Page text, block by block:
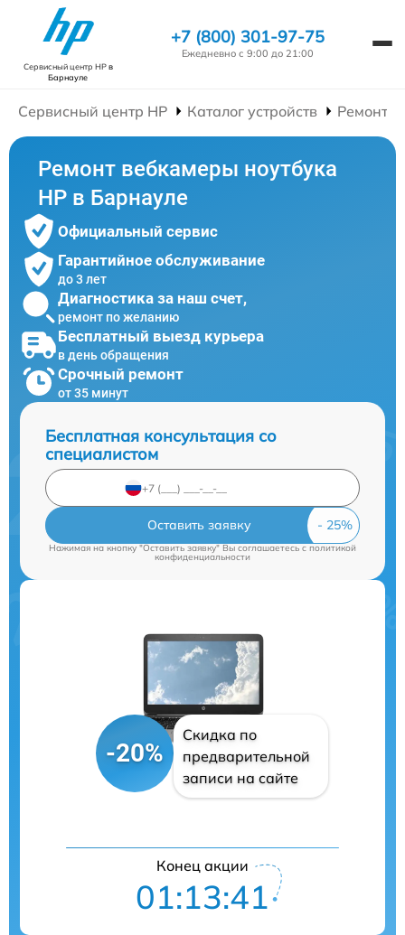
Сервисный центр HPв
Барнауле
+7 (800) 301-97-75
Ежедневно с 9:00 до 21:00
Сервисный центр HP Каталог устройств Ремонт
Ремонт вебкамеры ноутбука
HP в Барнауле
Официальный сервис
Гарантийное обслуживание
до 3 лет
Диагностика за наш счет,
ремонт по желанию
Бесплатный выезд курьера
в день обращения
Срочный ремонт
от 35 минут
Бесплатная консультация со
специалистом
Оставить заявку
Нажимая на кнопку "Оставить заявку" Вы соглашаетесь cполитикой
конфиденциальности
-20%
Скидка по
предварительной
записи на сайте
Конец акции
01:13:40